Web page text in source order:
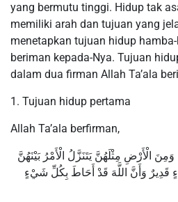
yang bermutu tinggi. Hidup tak
memiliki arah dan tujuan yang
menetapkan tujuan hidup
beriman kepada-Nya. Tujuan
dalam dua firman Allah Ta’ala
1. Tujuan hidup pertama
Allah Ta’ala berfirman,
الْأَرْضِ مِثْلَهُنَّ يَتَنَزَّلُ الْأَمْرُ بَيْنَهُنَّ
قَدِيرٌ وَأَنَّ اللَّهَ قَدْ أَحَاطَ بِكُلِّ شَيْءٍ